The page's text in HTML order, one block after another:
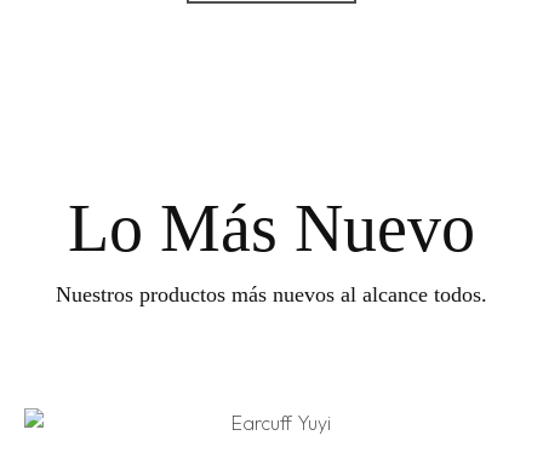
Lo Más Nuevo
Nuestros productos más nuevos al alcance todos.